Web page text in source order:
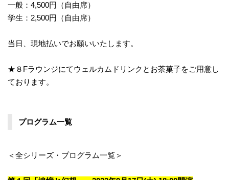
一般：4,500円（自由席）
学生：2,500円（自由席）
当日、現地払いでお願いいたします。
★８Fラウンジにてウェルカムドリンクとお茶菓子をご用意し
ております。
プログラム一覧
＜全シリーズ・プログラム一覧＞